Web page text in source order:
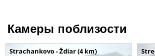
Камеры поблизости
Strachankovo - Ždiar (4 km)